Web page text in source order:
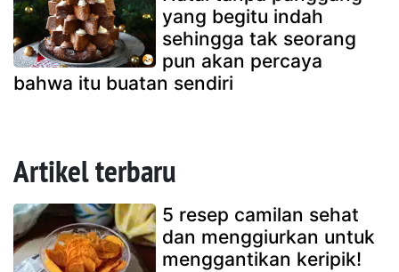
yang begitu indah
sehingga tak seorang
pun akan percaya
bahwa itu buatan sendiri
Artikel terbaru
5 resep camilan sehat
dan menggiurkan untuk
menggantikan keripik!